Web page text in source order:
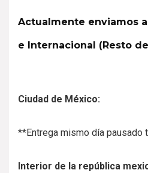
Actualmente enviamos
e Internacional (Resto
Ciudad de México:
**Entrega mismo día pausado
Interior de la república